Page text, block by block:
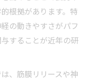
根拠があります。特
の動きやすさがパフ
することが近年の研
、筋膜リリースや神